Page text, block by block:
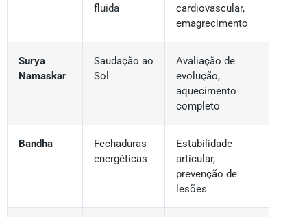
fluida
cardiovascular,
emagrecimento
Surya
Namaskar
Saudação ao
Sol
Avaliação de
evolução,
aquecimento
completo
Bandha
Fechaduras
energéticas
Estabilidade
articular,
prevenção de
lesões